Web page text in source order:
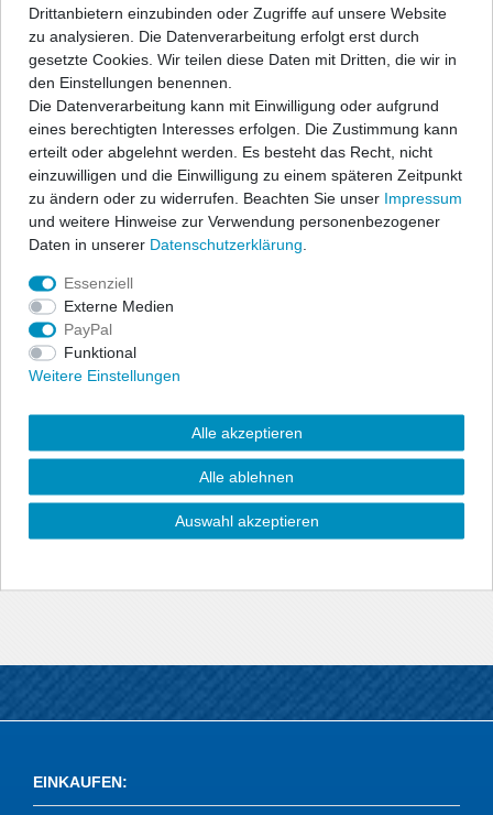
Wunschliste
* inkl. ges. MwSt. zzgl.Versandkosten
Beschreibung
Angaben Produktsicherheit
originalen Endschalldämpfer.
Abgasgegendruck und damit wird wiederum ein Zuwachs an
Leistung und Drehmoment erreicht. Im Vergleich zum
Serienauspuff entsteht außerdem ein dumpferes und
EINKAUFEN:
Drittanbietern einzubinden oder Zugriffe auf unsere Website
zu analysieren. Die Datenverarbeitung erfolgt erst durch
gesetzte Cookies. Wir teilen diese Daten mit Dritten, die wir in
den Einstellungen benennen.
Die Datenverarbeitung kann mit Einwilligung oder aufgrund
eines berechtigten Interesses erfolgen. Die Zustimmung kann
erteilt oder abgelehnt werden. Es besteht das Recht, nicht
einzuwilligen und die Einwilligung zu einem späteren Zeitpunkt
zu ändern oder zu widerrufen. Beachten Sie unser Impressum
und weitere Hinweise zur Verwendung personenbezogener
Daten in unserer Daten­schutz­erklärung
Essenziell
Externe Medien
PayPal
Funktional
Weitere Einstellungen
Alle akzeptieren
Alle ablehnen
Auswahl akzeptieren